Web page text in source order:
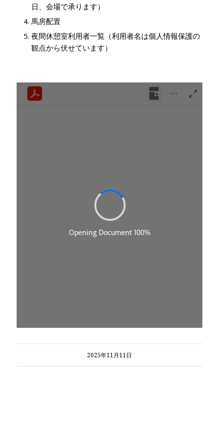
日、会場で承ります）
馬房配置
夜間休憩室利用者一覧（利用者名は個人情報保護の
観点から伏せています）
2025年11月11日